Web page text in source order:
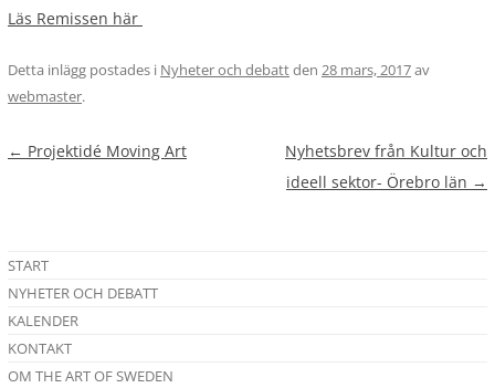
Läs Remissen här
Detta inlägg postades i Nyheter och debattden 28 mars, 2017av
webmaster.
Inläggsnavigering
← Projektidé Moving Art
Nyhetsbrev från Kultur och
ideell sektor- Örebro län →
START
NYHETER OCH DEBATT
KALENDER
KONTAKT
OM THE ART OF SWEDEN